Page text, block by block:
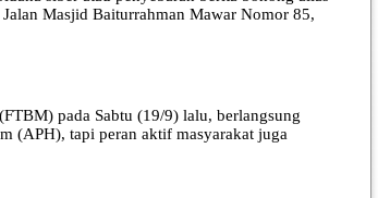
Masjid Baiturrahman Mawar Nomor 85,
pada Sabtu (19/9) lalu, berlangsung
(APH), tapi peran aktif masyarakat juga